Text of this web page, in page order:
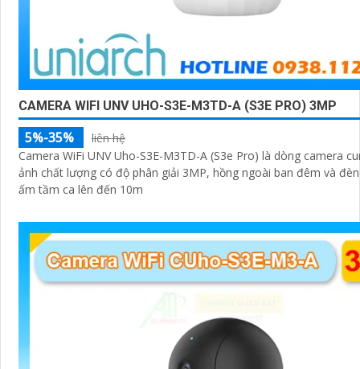
CAMERA WIFI UNV UHO-S3E-M3TD-A (S3E PRO) 3MP
5%-35%
liên hệ
Camera WiFi UNV Uho-S3E-M3TD-A (S3e Pro) là dòng camera
ảnh chất lượng có độ phân giải 3MP, hồng ngoài ban đêm và
ấm tầm ca lên đến 10m